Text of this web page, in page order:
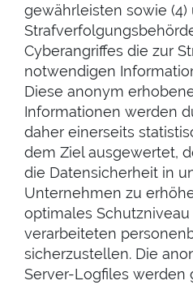
gewährleisten sowie (4)
Cyberangriffes die zur
notwendigen
Diese anonym
Informationen werden
daher einerseits
dem Ziel ausgewertet,
die Datensicherheit in
Unternehmen zu
optimales
verarbeiteten
sicherzustellen. Die
Server-Logfiles werden